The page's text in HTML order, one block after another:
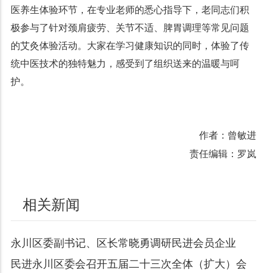
医养生体验环节，在专业老师的悉心指导下，老同志们积
极参与了针对颈肩疲劳、关节不适、脾胃调理等常见问题
的艾灸体验活动。大家在学习健康知识的同时，体验了传
统中医技术的独特魅力，感受到了组织送来的温暖与呵
护。
作者：曾敏进
责任编辑：罗岚
相关新闻
永川区委副书记、区长常晓勇调研民进会员企业
民进永川区委会召开五届二十三次全体（扩大）会